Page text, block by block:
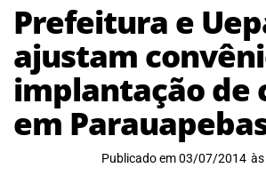
Prefeitura e
ajustam
implantação de
em
Publicado em 03/07/2014 às